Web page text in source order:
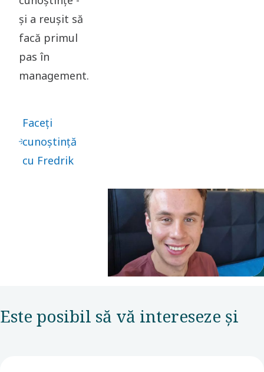
și a reușit să
facă primul
pas în
management.
Faceți
cunoștință
cu Fredrik
Este posibil să vă intereseze și